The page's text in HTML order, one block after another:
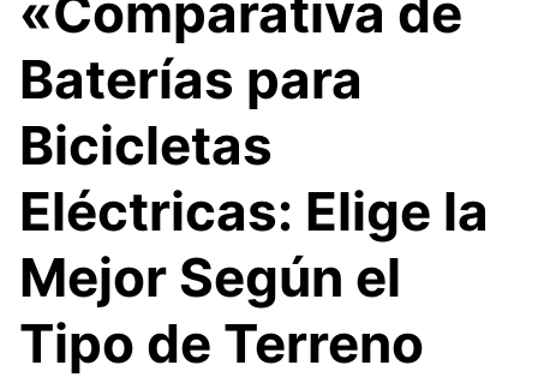
Baterías para
Bicicletas
Eléctricas: Elige la
Mejor Según el
Tipo de Terreno